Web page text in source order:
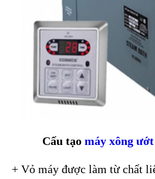
Cấu tạo máy xông
+ Vỏ máy được làm từ chất